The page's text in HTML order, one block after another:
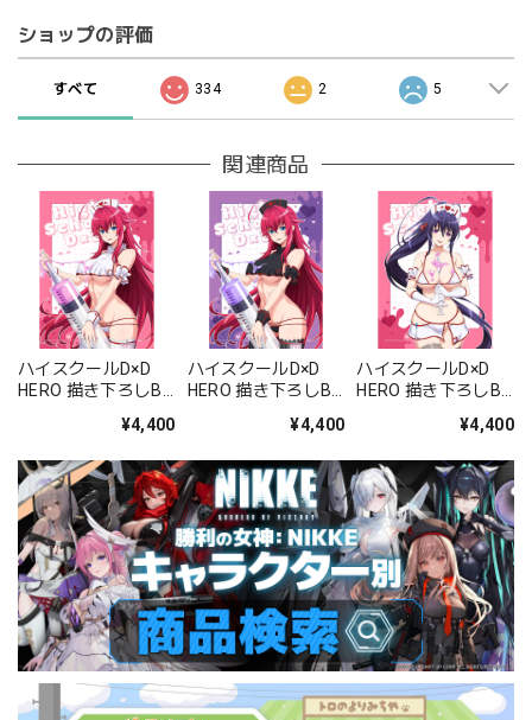
ショップの評価
すべて 334 2 5
関連商品
ハイスクールD×D
HERO 描き下ろしB2
ス・グレモリー/白
¥4,400
ハイスクールD×D
HERO 描き下ろしB2
ス・グレモリー/黒
¥4,400
ハイスクールD×D
HERO 描き下ろしB2
朱乃/白ナース)Wス
¥4,400